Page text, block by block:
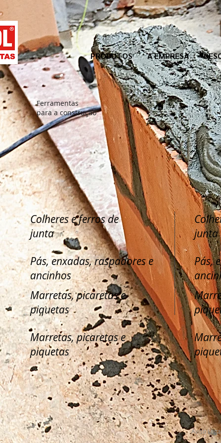
PRODUTOS A EMPRESA
Ferramentas
para a construção
Colheres e ferros de
junta
junta
Pás, enxadas, raspadores e
ancinhos
Pás,
Marretas, picaretas e
piquetas
Marretas, picaretas e
piquetas
Aviso